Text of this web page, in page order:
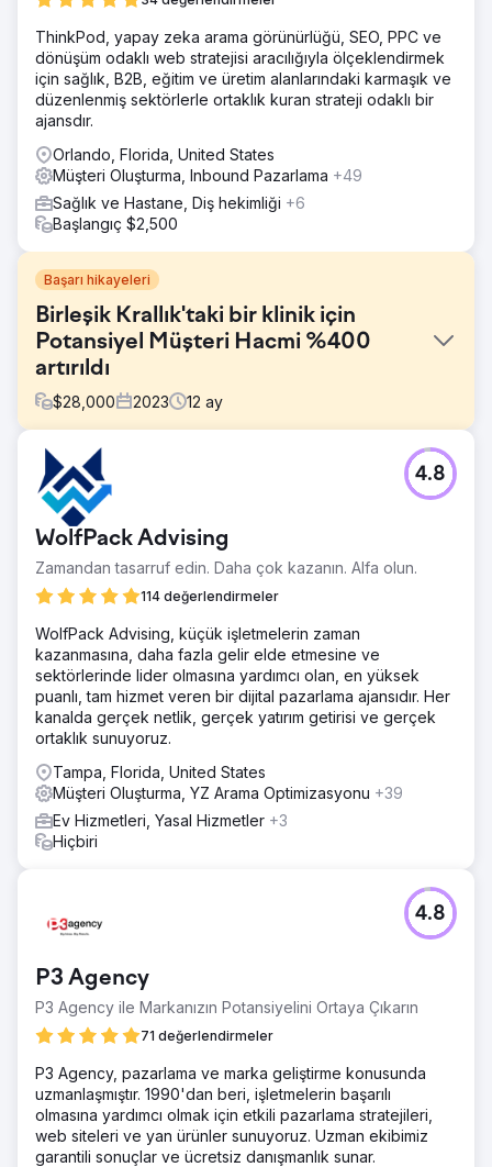
ThinkPod, yapay zeka arama görünürlüğü, SEO, PPC ve
dönüşüm odaklı web stratejisi aracılığıyla ölçeklendirmek
için sağlık, B2B, eğitim ve üretim alanlarındaki karmaşık ve
düzenlenmiş sektörlerle ortaklık kuran strateji odaklı bir
ajansdır.
Orlando, Florida, United States
Müşteri Oluşturma, Inbound Pazarlama +49
Sağlık ve Hastane, Diş hekimliği +6
Başlangıç $2,500
Başarı hikayeleri
Birleşik Krallık'taki bir klinik için
Potansiyel Müşteri Hacmi %400
artırıldı
$28,000 2023 12 ay
Meydan Okuma
Onlarla çalışmaya başladığımızda bu kliniğin potansiyel
müşteri başına maliyeti yaklaşık 40 dolardı. Bu rakamlarla
bile başa çıkamadılar.
Birkaç hafta içinde reklamlarını değiştirmeyi başardık.
Sağladıkları hizmetlere bağlı olarak potansiyel müşteri
Sonuç
Daha önce elde edilen sonuçlara kıyasla önemli bir artış.
Dönüşüm Oranları +%36 Potansiyel Müşteriler +%400
Maliyet/Potansiyel Müşteriler -%80
Ajans sayfasına git
WolfPack Advising
Zamandan tasarruf edin. Daha çok kazanın. Alfa olun.
114 değerlendirmeler
4.8
WolfPack Advising, küçük işletmelerin zaman
kazanmasına, daha fazla gelir elde etmesine ve
sektörlerinde lider olmasına yardımcı olan, en yüksek
puanlı, tam hizmet veren bir dijital pazarlama ajansıdır. Her
kanalda gerçek netlik, gerçek yatırım getirisi ve gerçek
ortaklık sunuyoruz.
Tampa, Florida, United States
Müşteri Oluşturma, YZ Arama Optimizasyonu +39
Ev Hizmetleri, Yasal Hizmetler +3
Hiçbiri
P3 Agency
P3 Agency ile Markanızın Potansiyelini Ortaya Çıkarın
71 değerlendirmeler
4.8
P3 Agency, pazarlama ve marka geliştirme konusunda
uzmanlaşmıştır. 1990'dan beri, işletmelerin başarılı
olmasına yardımcı olmak için etkili pazarlama stratejileri,
web siteleri ve yan ürünler sunuyoruz. Uzman ekibimiz
garantili sonuçlar ve ücretsiz danışmanlık sunar.